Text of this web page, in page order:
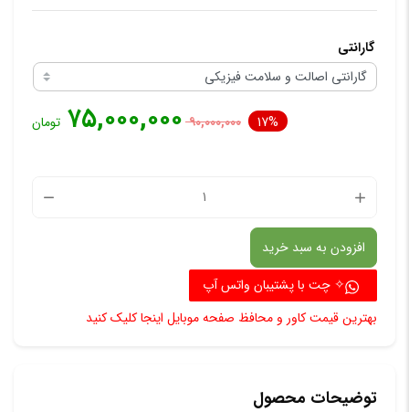
گارانتی
17% ۹۰,۰۰۰,۰۰۰ ۷۵,۰۰۰,۰۰۰ تومان
افزودن به سبد خرید
✧ چت با پشتیبان واتس آپ
بهترین قیمت کاور و محافظ صفحه موبایل اینجا کلیک کنید
توضیحات محصول